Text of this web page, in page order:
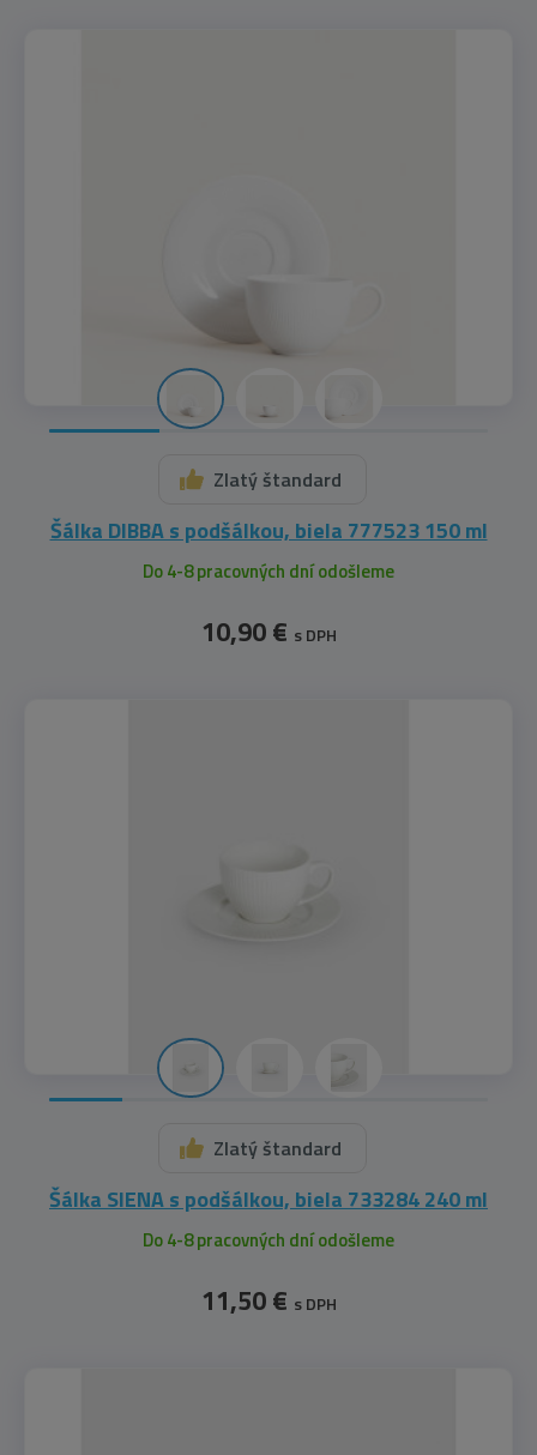
Zlatý štandard
Šálka DIBBA s podšálkou, biela 777523 150 ml
Do 4-8 pracovných dní odošleme
10,90 € s DPH
Zlatý štandard
Šálka SIENA s podšálkou, biela 733284 240 ml
Do 4-8 pracovných dní odošleme
11,50 € s DPH